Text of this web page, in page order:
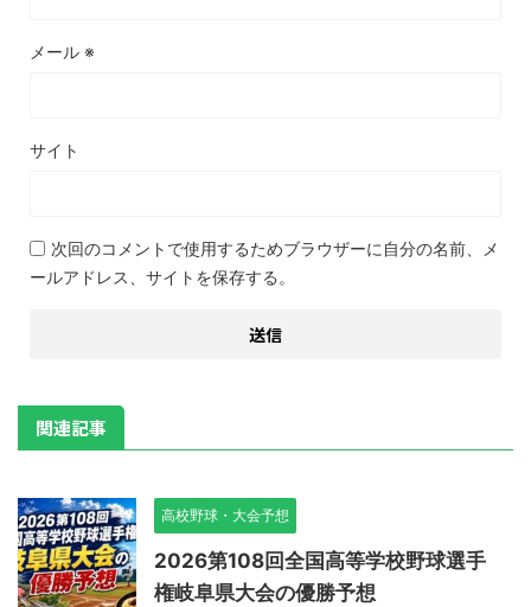
メール ※
サイト
次回のコメントで使用するためブラウザーに自分の名前、メ
ールアドレス、サイトを保存する。
関連記事
高校野球・大会予想
2026第108回全国高等学校野球選手
権岐阜県大会の優勝予想